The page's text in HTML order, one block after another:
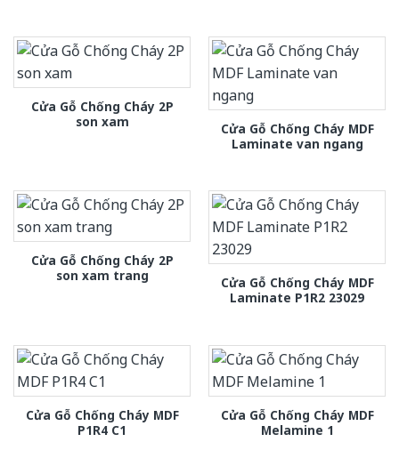
Cửa Gỗ Chống Cháy 2P
son xam
Cửa Gỗ Chống Cháy MDF
Laminate van ngang
Cửa Gỗ Chống Cháy 2P
son xam trang
Cửa Gỗ Chống Cháy MDF
Laminate P1R2 23029
Cửa Gỗ Chống Cháy MDF
P1R4 C1
Cửa Gỗ Chống Cháy MDF
Melamine 1